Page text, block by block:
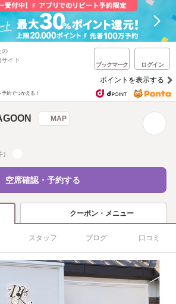
の
イト
ブックマーク ログイン
ポイントを表示する
約でつかえる！
MAP
）
空席確認・予約する
クーポン・メニュー
スタッフ ブログ 口コミ